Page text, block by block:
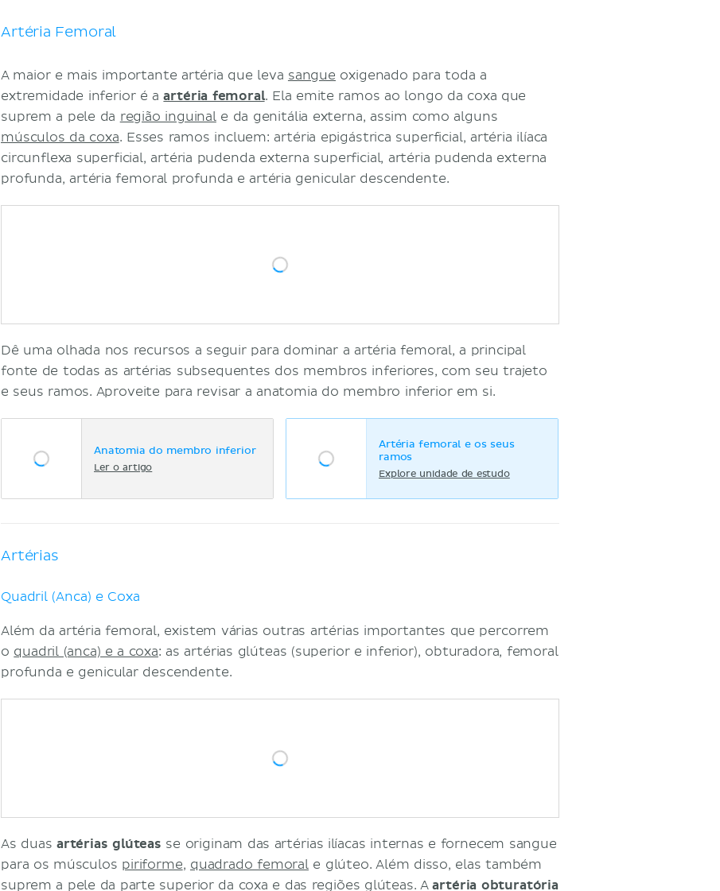
Veias
Quadril (Anca) e Coxa
Joelho e perna
Tornozelo e pé
Referências
Artigos relacionados
Vídeos relacionados
Artéria Femoral
A maior e mais importante artéria que leva sangue oxigenado para toda a
extremidade inferior é aartéria femoral. Ela emite ramos ao longo da coxa que
suprem a pele da região inguinale da genitália externa, assim como alguns
músculos da coxa. Esses ramos incluem: artéria epigástrica superficial, artéria ilíaca
circunflexa superficial, artéria pudenda externa superficial, artéria pudenda externa
profunda, artéria femoral profunda e artéria genicular descendente.
Dê uma olhada nos recursos a seguir para dominar a artéria femoral, a principal
fonte de todas as artérias subsequentes dos membros inferiores, com seu trajeto
e seus ramos. Aproveite para revisar a anatomia do membro inferior em si.
Anatomia do membro inferior
Ler o artigo
Artéria femoral e os seus
ramos
Explore unidade de estudo
Artérias
Quadril (Anca) e Coxa
Além da artéria femoral, existem várias outras artérias importantes que percorrem
o quadril (anca) e a coxa: as artérias glúteas (superior e inferior), obturadora, femoral
profunda e genicular descendente.
As duas artérias glúteas se originam das artérias ilíacas internas e fornecem sangue
para os músculos piriforme, quadrado femorale glúteo. Além disso, elas também
suprem a pele da parte superior da coxa e das regiões glúteas. Aartéria obturatória